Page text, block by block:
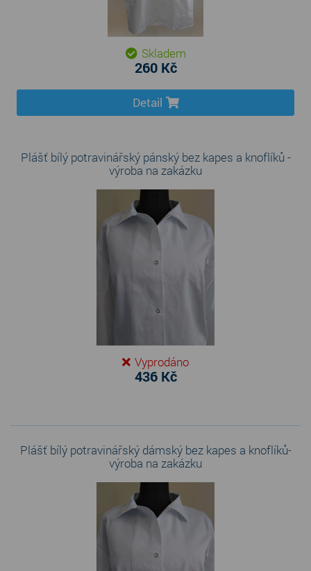
Skladem
260 Kč
Detail
Plášť bílý potravinářský pánský bez kapes a knoflíků -
výroba na zakázku
Vyprodáno
436 Kč
Plášť bílý potravinářský dámský bez kapes a knoflíků-
výroba na zakázku